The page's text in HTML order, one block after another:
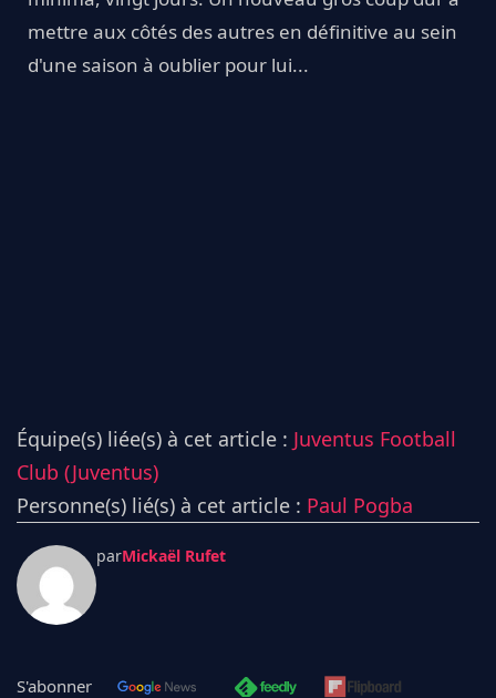
mettre aux côtés des autres en définitive au sein
d'une saison à oublier pour lui...
Équipe(s) liée(s) à cet article : Juventus Football
Club (Juventus)
Personne(s) lié(s) à cet article : Paul Pogba
parMickaël Rufet
S'abonner